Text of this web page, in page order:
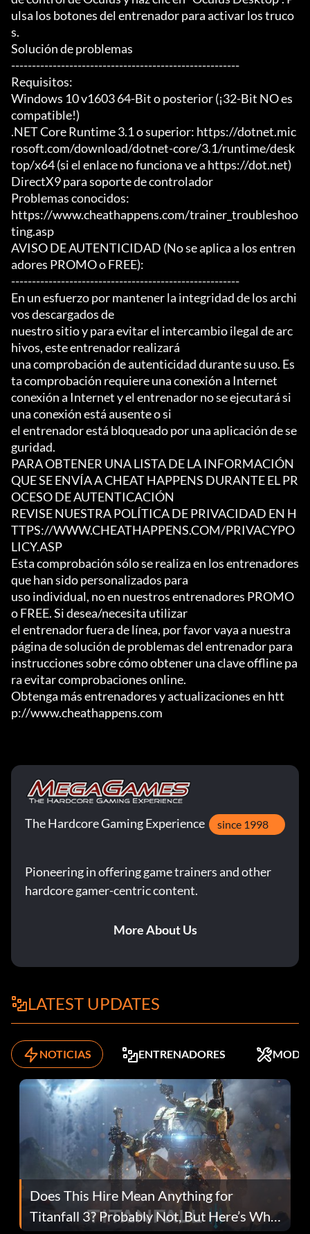
ulsa los botones del entrenador para activar los truco
s.
Solución de problemas
-------------------------------------------------------
Requisitos:
Windows 10 v1603 64-Bit o posterior (¡32-Bit NO es
compatible!)
.NET Core Runtime 3.1 o superior: https://dotnet.mic
rosoft.com/download/dotnet-core/3.1/runtime/desk
top/x64 (si el enlace no funciona ve a https://dot.net)
DirectX9 para soporte de controlador
Problemas conocidos:
https://www.cheathappens.com/trainer_troubleshoo
ting.asp
AVISO DE AUTENTICIDAD (No se aplica a los entren
adores PROMO o FREE):
-------------------------------------------------------
En un esfuerzo por mantener la integridad de los archi
vos descargados de
nuestro sitio y para evitar el intercambio ilegal de arc
hivos, este entrenador realizará
una comprobación de autenticidad durante su uso. Es
ta comprobación requiere una conexión a Internet
conexión a Internet y el entrenador no se ejecutará si
una conexión está ausente o si
el entrenador está bloqueado por una aplicación de se
guridad.
PARA OBTENER UNA LISTA DE LA INFORMACIÓN
QUE SE ENVÍA A CHEAT HAPPENS DURANTE EL PR
OCESO DE AUTENTICACIÓN
REVISE NUESTRA POLÍTICA DE PRIVACIDAD EN H
TTPS://WWW.CHEATHAPPENS.COM/PRIVACYPO
LICY.ASP
Esta comprobación sólo se realiza en los entrenadores
que han sido personalizados para
uso individual, no en nuestros entrenadores PROMO
o FREE. Si desea/necesita utilizar
el entrenador fuera de línea, por favor vaya a nuestra
página de solución de problemas del entrenador para
instrucciones sobre cómo obtener una clave offline pa
ra evitar comprobaciones online.
Obtenga más entrenadores y actualizaciones en htt
p://www.cheathappens.com
The Hardcore Gaming Experience since 1998
Pioneering in offering game trainers and other
hardcore gamer-centric content.
More About Us
LATEST UPDATES
NOTICIAS ENTRENADORES MODS
Does This Hire Mean Anything for
Titanfall 3? Probably Not, But Here’s Why